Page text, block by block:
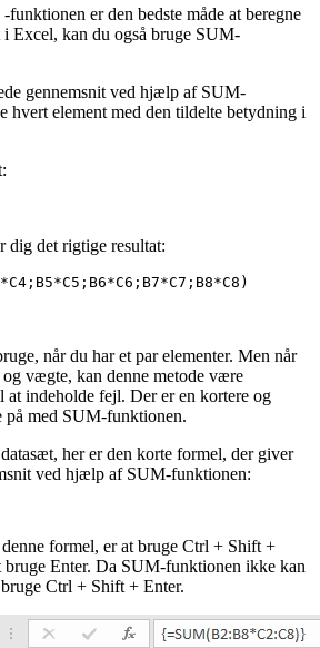
er den bedste måde at beregne
Excel, kan du også bruge SUM-
gennemsnit ved hjælp af SUM-
hvert element med den tildelte betydning i
dig det rigtige resultat:
når du har et par elementer. Men når
og vægte, kan denne metode være
indeholde fejl. Der er en kortere og
på med SUM-funktionen.
her er den korte formel, der giver
ved hjælp af SUM-funktionen:
formel, er at bruge Ctrl + Shift +
bruge Enter. Da SUM-funktionen ikke kan
Ctrl + Shift + Enter.